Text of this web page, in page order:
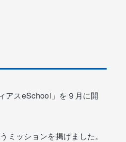
アスeSchool」を９月に開
ッションを掲げました。